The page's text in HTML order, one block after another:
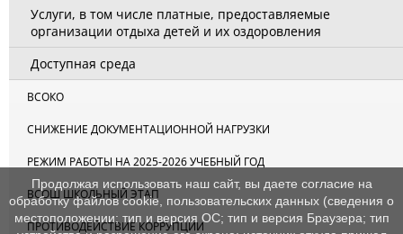
Услуги, в том числе платные, предоставляемые
организации отдыха детей и их оздоровления
Доступная среда
ВСОКО
СНИЖЕНИЕ ДОКУМЕНТАЦИОННОЙ НАГРУЗКИ
РЕЖИМ РАБОТЫ НА 2025-2026 УЧЕБНЫЙ ГОД
ВСОШ ШКОЛЬНЫЙ ЭТАП
ПРОТИВОДЕЙСТВИЕ КОРРУПЦИИ
Продолжая использовать наш сайт, вы даете согласие на
обработку файлов cookie, пользовательских данных (сведения о
местоположении; тип и версия ОС; тип и версия Браузера; тип